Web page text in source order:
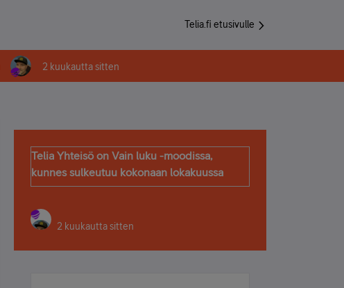
Telia.fi etusivulle
2 kuukautta sitten
Telia Yhteisö on Vain luku -moodissa,
kunnes sulkeutuu kokonaan lokakuussa
2 kuukautta sitten